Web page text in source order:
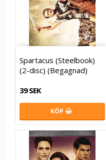
Spartacus (Steelbook)
(2-disc) (Begagnad)
39 SEK
KÖP